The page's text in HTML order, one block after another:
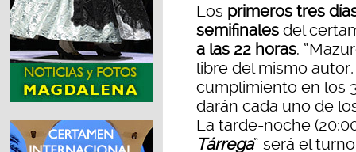
Los primeros tres
semifinales del
a las 22 horas.
libre del mismo
cumplimiento en los
darán cada uno de
La tarde-noche
Tárrega” será el